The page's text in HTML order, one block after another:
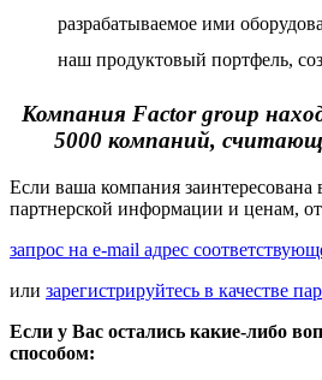
разрабатываемое ими
наш продуктовый портфель,
Компания Factor group
5000 компаний,
Если ваша компания заинтересована
партнерской информации и ценам,
запрос на e-mail адрес
или зарегистрируйтесь в качестве
Если у Вас остались какие-либо
способом: